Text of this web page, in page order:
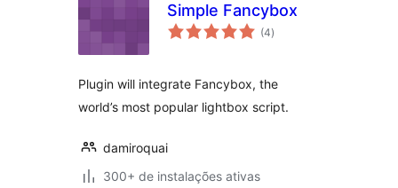
Simple Fancybox
(4total
de
)
Plugin will integrate Fancybox, the
world’s most popular lightbox script.
damiroquai
300+ de instalações ativas